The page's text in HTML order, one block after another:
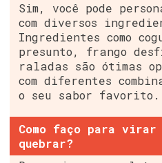
Sim, você pode
com diversos
Ingredientes como
presunto, frango
raladas são ótimas
com diferentes
o seu sabor favorito.
Como faço para virar
quebrar?